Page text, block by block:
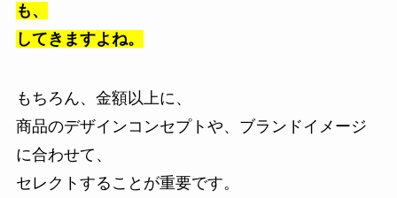
も、
してきますよね。
もちろん、金額以上に、
商品のデザインコンセプトや、ブランドイメージ
に合わせて、
セレクトすることが重要です。